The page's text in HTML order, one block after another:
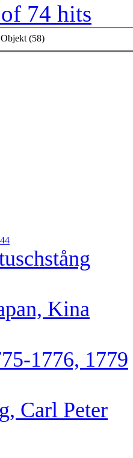
74 hits
Objekt (58)
Kina
1776, 1779
Carl Peter